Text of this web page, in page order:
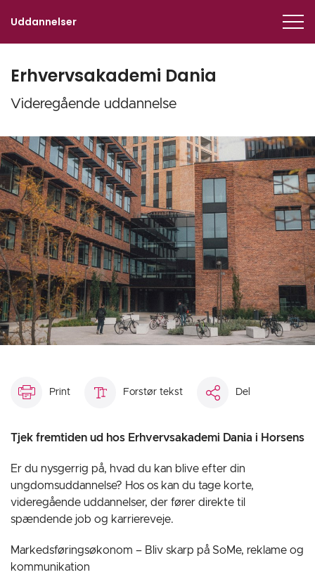
Uddannelser
Er­hvervs­­a­ka­­de­mi Da­nia
Videregående uddannelse
Print Forstør tekst Del
Tjek fremtiden ud hos Erhvervsakademi Dania i Horsens
Er du nysgerrig på, hvad du kan blive efter din
ungdomsuddannelse? Hos os kan du tage korte,
videregående uddannelser, der fører direkte til
spændende job og karriereveje.
Markedsføringsøkonom – Bliv skarp på SoMe, reklame og
kommunikation